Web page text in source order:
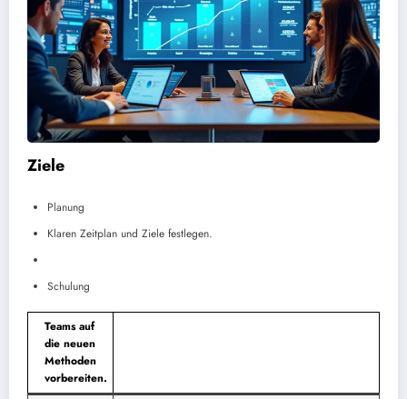
Ziele
Planung
Klaren Zeitplan und Ziele festlegen.
Schulung
Teams auf
die neuen
Methoden
vorbereiten.